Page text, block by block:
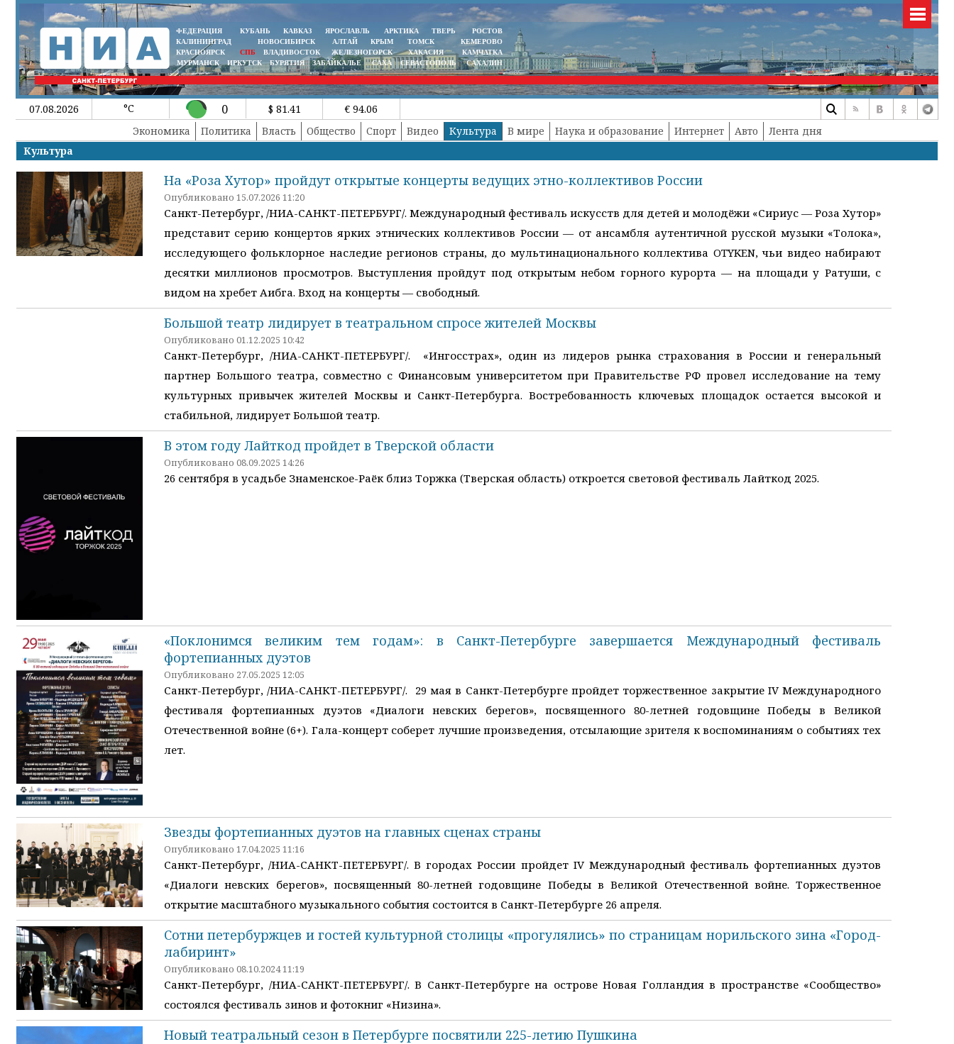
ФЕДЕРАЦИЯ КУБАНЬ КАВКАЗ ЯРОСЛАВЛЬ АРКТИКА ТВЕРЬ
РОСТОВ
КАЛИНИНГРАД
НОВОСИБИРСК АЛТАЙ КРЫМ ТОМСК
КЕМЕРОВО
КРАСНОЯРСК
СПБ ВЛАДИВОСТОК ЖЕЛЕЗНОГОРСК ХАКАСИЯ
КАМЧАТКА
МУРМАНСК
ИРКУТСК БУРЯТИЯ ЗАБАЙКАЛЬЕ САХА СЕВАСТОПОЛЬ САХАЛИН
07.08.2026 °C 0 $ 81.41
€ 94.06
Экономика
Политика Власть Общество Спорт Видео Культура В мире Наука и образование Интернет Авто
Лента дня
Культура
На «Роза Хутор» пройдут открытые концерты ведущих этно-коллективов России
Опубликовано 15.07.2026 11:20
Санкт-Петербург, /НИА-САНКТ-ПЕТЕРБУРГ/. Международный фестиваль искусств для детей и молодёжи «Сириус — Роза Хутор»
представит серию концертов ярких этнических коллективов России — от ансамбля аутентичной русской музыки «Толока»,
исследующего фольклорное наследие регионов страны, до мультинационального коллектива OTYKEN, чьи видео набирают
десятки миллионов просмотров. Выступления пройдут под открытым небом горного курорта — на площади у Ратуши, с
видом на хребет Аибга. Вход на концерты — свободный.
Большой театр лидирует в театральном спросе жителей Москвы
Опубликовано 01.12.2025 10:42
Санкт-Петербург, /НИА-САНКТ-ПЕТЕРБУРГ/. «Ингосстрах», один из лидеров рынка страхования в России и генеральный
партнер Большого театра, совместно с Финансовым университетом при Правительстве РФ провел исследование на тему
культурных привычек жителей Москвы и Санкт-Петербурга. Востребованность ключевых площадок остается высокой и
стабильной, лидирует Большой театр.
В этом году Лайткод пройдет в Тверской области
Опубликовано 08.09.2025 14:26
26 сентября в усадьбе Знаменское-Раёк близ Торжка (Тверская область) откроется световой фестиваль Лайткод 2025.
«Поклонимся великим тем годам»: в Санкт-Петербурге завершается Международный фестиваль
фортепианных дуэтов
Опубликовано 27.05.2025 12:05
Санкт-Петербург, /НИА-САНКТ-ПЕТЕРБУРГ/. 29 мая в Санкт-Петербурге пройдет торжественное закрытие IV Международного
фестиваля фортепианных дуэтов «Диалоги невских берегов», посвященного 80-летней годовщине Победы в Великой
Отечественной войне (6+). Гала-концерт соберет лучшие произведения, отсылающие зрителя к воспоминаниям о событиях тех
лет.
Звезды фортепианных дуэтов на главных сценах страны
Опубликовано 17.04.2025 11:16
Санкт-Петербург, /НИА-САНКТ-ПЕТЕРБУРГ/. В городах России пройдет IV Международный фестиваль фортепианных дуэтов
«Диалоги невских берегов», посвященный 80-летней годовщине Победы в Великой Отечественной войне. Торжественное
открытие масштабного музыкального события состоится в Санкт-Петербурге 26 апреля.
Сотни петербуржцев и гостей культурной столицы «прогулялись» по страницам норильского зина «Город-
лабиринт»
Опубликовано 08.10.2024 11:19
Санкт-Петербург, /НИА-САНКТ-ПЕТЕРБУРГ/. В Санкт-Петербурге на острове Новая Голландия в пространстве «Сообщество»
состоялся фестиваль зинов и фотокниг «Низина».
Новый театральный сезон в Петербурге посвятили 225-летию Пушкина